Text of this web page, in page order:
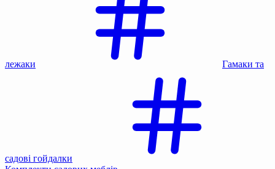
лежаки Гамаки та
садові гойдалки